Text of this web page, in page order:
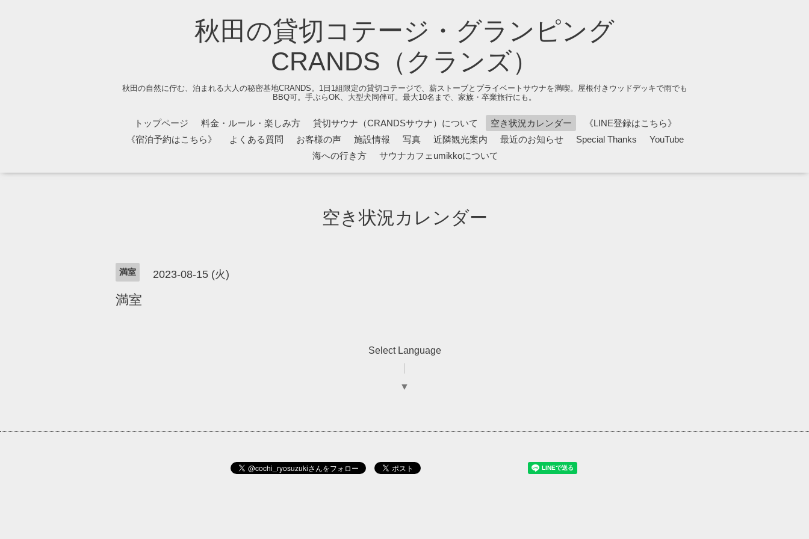
秋田の貸切コテージ・グランピング
CRANDS（クランズ）
秋田の自然に佇む、泊まれる大人の秘密基地CRANDS。1日1組限定の貸切コテージで、薪ストーブとプライベートサウナを満喫。屋根付きウッドデッキで雨でも
BBQ可。手ぶらOK、大型犬同伴可。最大10名まで、家族・卒業旅行にも。
トップページ 料金・ルール・楽しみ方 貸切サウナ（CRANDSサウナ）について 空き状況カレンダー
《LINE登録はこちら》
《宿泊予約はこちら》
よくある質問 お客様の声 施設情報 写真 近隣観光案内 最近のお知らせ Special Thanks
YouTube
海への行き方
サウナカフェumikkoについて
空き状況カレンダー
満室 2023-08-15 (火)
満室
Select Language
▼